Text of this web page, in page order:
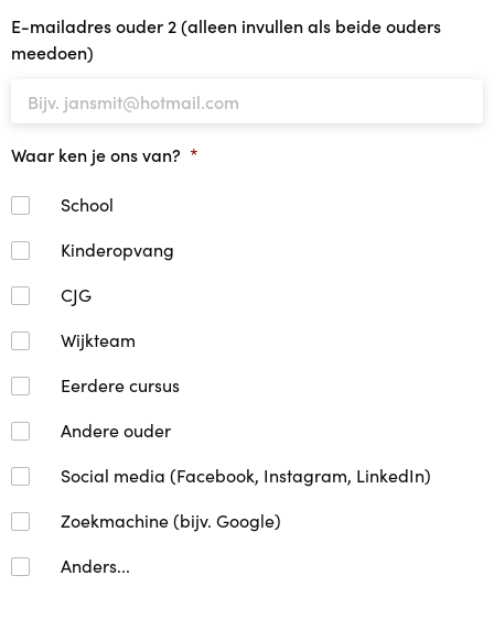
E-mailadres ouder 2 (alleen invullen als beide ouders
meedoen)
Waar ken je ons van? *
School
Kinderopvang
CJG
Wijkteam
Eerdere cursus
Andere ouder
Social media (Facebook, Instagram, LinkedIn)
Zoekmachine (bijv. Google)
Anders...